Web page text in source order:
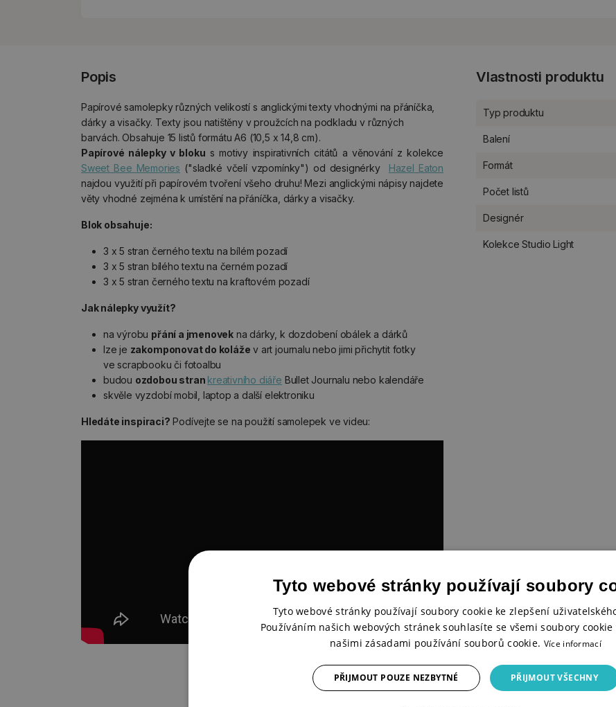
Popis
Papírové samolepky různých velikostí s anglickými texty vhodnými na přáníčka,
dárky a visačky. Texty jsou natištěny v proužcích na podkladu v různých
barvách. Obsahuje 15 listů formátu A6 (10,5 x 14,8 cm).
Papírové nálepky v bloku s motivy inspirativních citátů a věnování z kolekce
Sweet Bee Memories ("sladké včelí vzpomínky") od designérky Hazel Eaton
najdou využití při papírovém tvoření všeho druhu! Mezi anglickými nápisy najdete
věty vhodné zejména k umístění na přáníčka, dárky a visačky.
Blok obsahuje:
3 x 5 stran černého textu na bílém pozadí
3 x 5 stran bílého textu na černém pozadí
3 x 5 stran černého textu na kraftovém pozadí
Jak nálepky využít?
na výrobu přání a jmenovek na dárky, k dozdobení obálek a dárků
lze je zakomponovat do koláže v art journalu nebo jimi přichytit fotky
ve scrapbooku či fotoalbu
budou ozdobou stran kreativního diáře Bullet Journalu nebo kalendáře
skvěle vyzdobí mobil, laptop a další elektroniku
Hledáte inspiraci? Podívejte se na použití samolepek ve videu:
Vlastnosti produktu
Typ produktu
Balení
Formát
Počet listů
Designér
Kolekce Studio Light
Tyto webové stránky používají soubory
Tyto webové stránky používají soubory cookie ke zlepšení
Používáním našich webových stránek souhlasíte se všemi soubory cookie
našimi zásadami používání souborů cookie. Více informací
PŘIJMOUT VŠECHNY
PŘIJMOUT POUZE NEZBYTNÉ